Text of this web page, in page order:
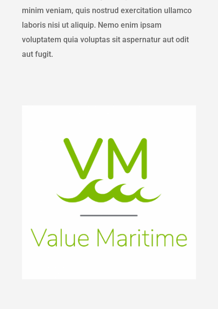
minim veniam, quis nostrud exercitation ullamco
laboris nisi ut aliquip. Nemo enim ipsam
voluptatem quia voluptas sit aspernatur aut odit
aut fugit.